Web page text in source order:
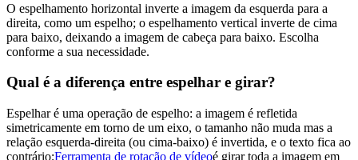
O espelhamento horizontal inverte a imagem da esquerda para a
direita, como um espelho; o espelhamento vertical inverte de cima
para baixo, deixando a imagem de cabeça para baixo. Escolha
conforme a sua necessidade.
Qual é a diferença entre espelhar e girar?
Espelhar é uma operação de espelho: a imagem é refletida
simetricamente em torno de um eixo, o tamanho não muda mas a
relação esquerda-direita (ou cima-baixo) é invertida, e o texto fica ao
contrário;Ferramenta de rotação de vídeoé girar toda a imagem em